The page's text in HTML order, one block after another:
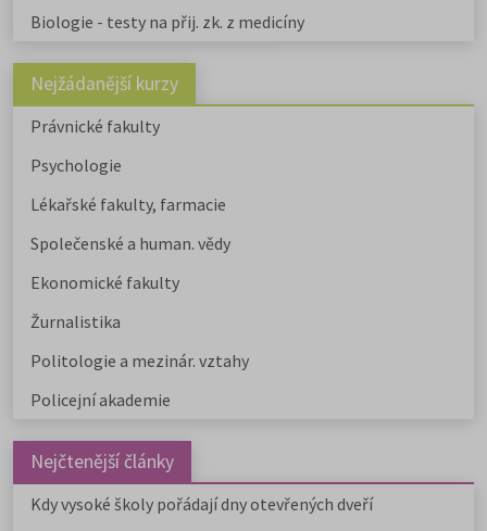
Biologie - testy na přij. zk. z medicíny
Nejžádanější kurzy
Právnické fakulty
Psychologie
Lékařské fakulty, farmacie
Společenské a human. vědy
Ekonomické fakulty
Žurnalistika
Politologie a mezinár. vztahy
Policejní akademie
Nejčtenější články
Kdy vysoké školy pořádají dny otevřených dveří